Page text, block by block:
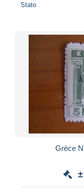
Stato